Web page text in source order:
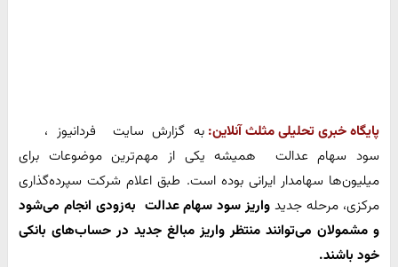
پایگاه خبری تحلیلی مثلث آنلاین: به گزارش سایت فردانیوز ،
سود سهام عدالت همیشه یکی از مهم‌ترین موضوعات برای
میلیون‌ها سهامدار ایرانی بوده است. طبق اعلام شرکت سپرده‌گذاری
مرکزی، مرحله جدید واریز سود سهام عدالت به‌زودی انجام می‌شود
و مشمولان می‌توانند منتظر واریز مبالغ جدید در حساب‌های بانکی
خود باشند.